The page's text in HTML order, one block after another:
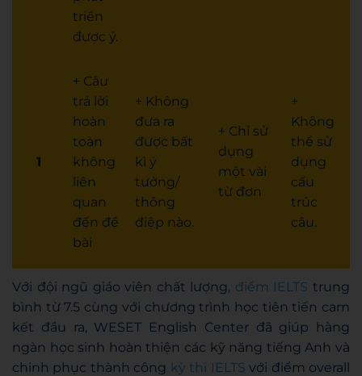
triền
được ý.
1
+ Câu
trả lời
hoàn
toàn
không
liên
quan
đến đề
bài
+ Không
đưa ra
được bất
kì ý
tưởng/
thông
điệp nào.
+ Chỉ sử
dụng
một vài
từ đơn
+
Không
thể sử
dụng
cấu
trúc
câu.
Với đội ngũ giáo viên chất lượng, điểm IELTS trung
bình từ 7.5 cùng với chương trình học tiên tiến cam
kết đầu ra, WESET English Center đã giúp hàng
ngàn học sinh hoàn thiện các kỹ năng tiếng Anh và
chinh phục thành công kỳ thi IELTS với điểm overall